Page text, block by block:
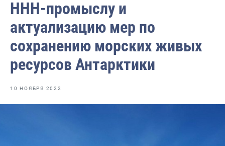
Отраслевые СМИ
Выставки и конференции
Научно-практическая литература
Рыбоохрана России
ННН-промыслу и
актуализацию мер по
сохранению морских живых
ресурсов Антарктики
10 НОЯБРЯ 2022